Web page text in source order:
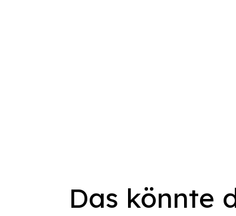
Das könnte